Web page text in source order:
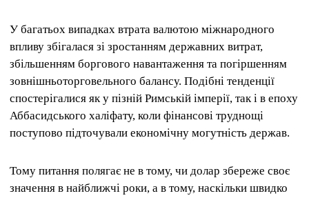
У багатьох випадках втрата валютою міжнародного
впливу збігалася зі зростанням державних витрат,
збільшенням боргового навантаження та погіршенням
зовнішньоторговельного балансу. Подібні тенденції
спостерігалися як у пізній Римській імперії, так і в епоху
Аббасидського халіфату, коли фінансові труднощі
поступово підточували економічну могутність держав.
Тому питання полягає не в тому, чи долар збереже своє
значення в найближчі роки, а в тому, наскільки швидко